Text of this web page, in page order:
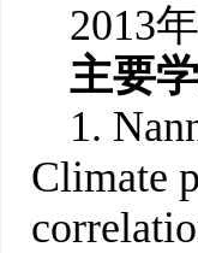
2013
主要
1.
Climate